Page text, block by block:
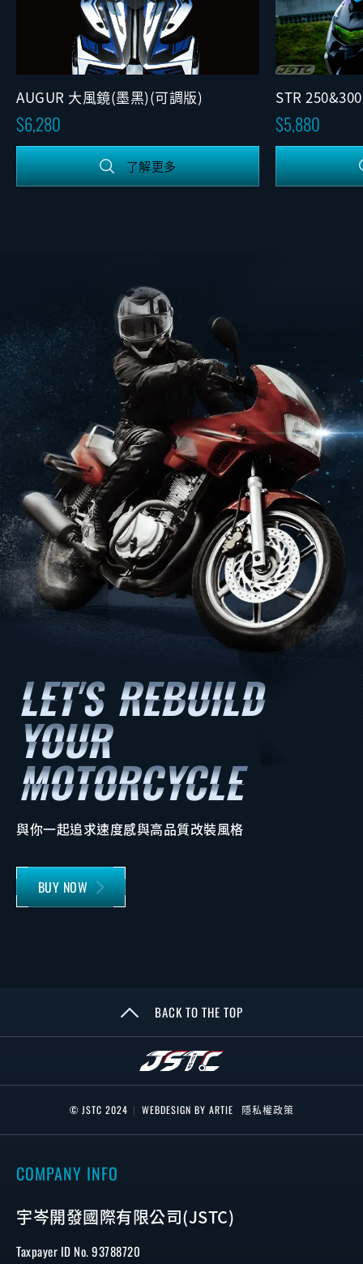
AUGUR 大風鏡(墨黑)(可調版)
6,280
了解更多
STR
(可調版)
5,880
與你一起追求速度感與高品質改裝風格
BUY NOW
BACK TO THE TOP
© JSTC 2024 | WEBDESIGN BY ARTIE 隱私權政策
COMPANY INFO
宇岑開發國際有限公司(JSTC)
Taxpayer ID No. 93788720